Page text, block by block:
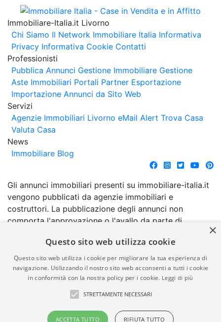
Immobiliare-Italia.it Livorno
Chi Siamo Il Network Immobiliare Italia Informativa
Privacy Informativa Cookie Contatti
Professionisti
Pubblica Annunci Gestione Immobiliare Gestione
Aste Immobiliari Portali Partner Esportazione
Importazione Annunci da Sito Web
Servizi
Agenzie Immobiliari Livorno eMail Alert Trova Casa
Valuta Casa
News
Immobiliare Blog
Gli annunci immobiliari presenti su immobiliare-italia.it
vengono pubblicati da agenzie immobiliari e
costruttori. La pubblicazione degli annunci non
comporta l'approvazione o l'avallo da parte di
garanzia da parte di quest'ultima. immobiliare-italia.it
quindi non è responsabile della veridicità, della
correttezza, della completezza, della normativa in
materia di privacy e/o di alcun altro aspetto dei
suddetti annunci.
© Copyright 2007 - 2026
Powered by
×
Questo sito web utilizza cookie
Questo sito web utilizza i cookie per migliorare la tua esperienza di
navigazione. Utilizzando il nostro sito web acconsenti a tutti i cookie
in conformità con la nostra policy per i cookie. Leggi di più
STRETTAMENTE NECESSARI
ACCETTA TUTTO RIFIUTA TUTTO